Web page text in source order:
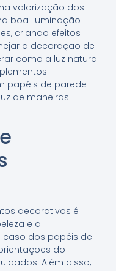
valorização dos
boa iluminação
criando efeitos
a decoração de
como a luz natural
papéis de parede
de maneiras
decorativos é
e a
caso dos papéis de
do
Além disso,